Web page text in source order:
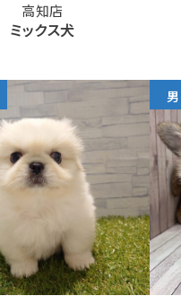
高知店
ミックス犬